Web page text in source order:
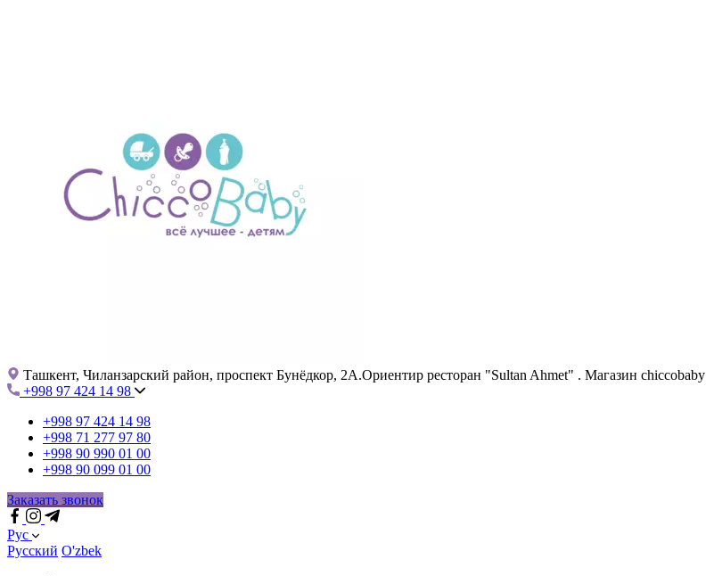
Ташкент, Чиланзарский район, проспект Бунёдкор, 2А.Ориентир ресторан "Sultan Ahmet" . Магазин chiccobaby
+998 97 424 14 98
+998 97 424 14 98
+998 71 277 97 80
+998 90 990 01 00
+998 90 099 01 00
Заказать звонок
Рус
Русский O'zbek